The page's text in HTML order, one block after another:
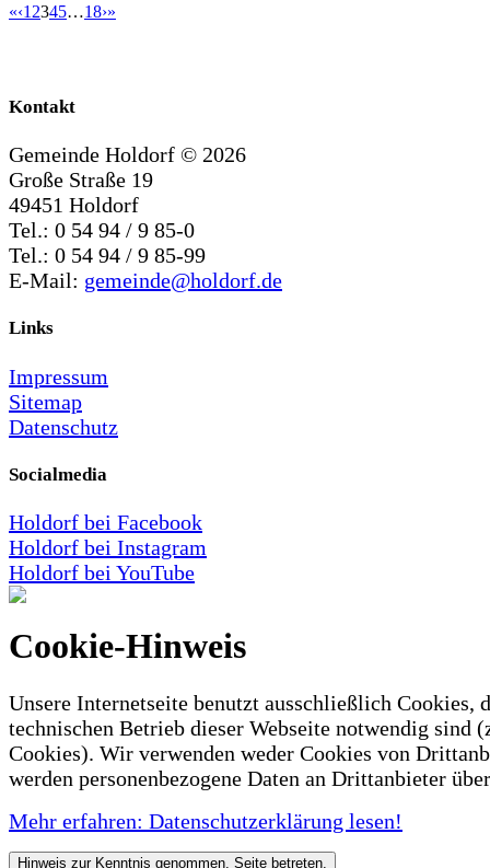
«‹1 2345…18›»
Kontakt
Gemeinde Holdorf © 2026
Große Straße 19
49451 Holdorf
Tel.: 0 54 94 / 9 85-0
Tel.: 0 54 94 / 9 85-99
E-Mail: gemeinde@holdorf.de
Links
Impressum
Sitemap
Datenschutz
Socialmedia
Holdorf bei Facebook
Holdorf bei Instagram
Holdorf bei YouTube
Cookie-Hinweis
Unsere Internetseite benutzt ausschließlich Cookies,
technischen Betrieb dieser Webseite notwendig sind
Cookies). Wir verwenden weder Cookies von
werden personenbezogene Daten an Drittanbieter
Mehr erfahren: Datenschutzerklärung lesen!
Hinweis zur Kenntnis genommen. Seite betreten.